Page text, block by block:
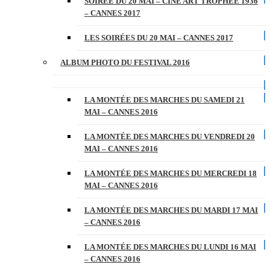
– CANNES 2017
LES SOIRÉES DU 20 MAI – CANNES 2017
ALBUM PHOTO DU FESTIVAL 2016
LA MONTÉE DES MARCHES DU SAMEDI 21
MAI – CANNES 2016
LA MONTÉE DES MARCHES DU VENDREDI 20
MAI – CANNES 2016
LA MONTÉE DES MARCHES DU MERCREDI 18
MAI – CANNES 2016
LA MONTÉE DES MARCHES DU MARDI 17 MAI
– CANNES 2016
LA MONTÉE DES MARCHES DU LUNDI 16 MAI
– CANNES 2016